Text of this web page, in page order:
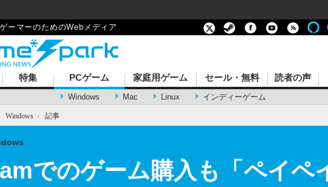
ーマーのためのWebメディア
特集 PCゲーム
Windows Mac Linux インディーゲーム
家庭用ゲーム セール・無料 読者の声
Windows › 記事
でのゲーム購入も「ペイ